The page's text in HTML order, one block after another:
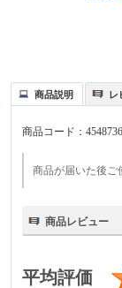
商品説明
商品コード：
商品が届いた後ご
商品レビュー
平均評価